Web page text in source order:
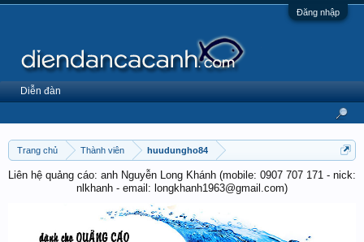
Đăng nhập
Trang chủ Thành viên huudungho84
Liên hệ quảng cáo: anh Nguyễn Long Khánh (mobile: 0907 707 171 - nick:
nlkhanh - email: longkhanh1963@gmail.com)
Diễn đàn